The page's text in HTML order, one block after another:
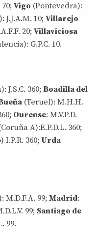
Vigo (Pontevedra):
J.J.A.M. 10; Villarejo
20; Villaviciosa
G.P.C. 10.
J.S.C. 360; Boadilla del
(Teruel): M.H.H.
Ourense: M.V.P.D.
A):E.P.D.L. 360;
I.P.R. 360; Urda
M.D.F.A. 99; Madrid:
99; Santiago de
99.